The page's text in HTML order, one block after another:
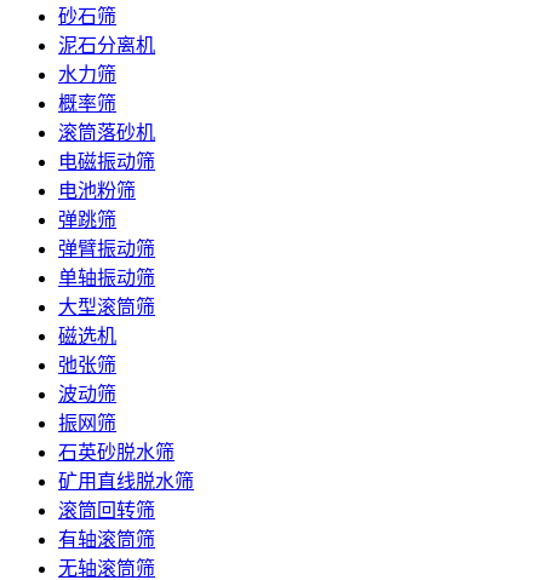
砂石筛
泥石分离机
水力筛
概率筛
滚筒落砂机
电磁振动筛
电池粉筛
弹跳筛
弹臂振动筛
单轴振动筛
大型滚筒筛
磁选机
弛张筛
波动筛
振网筛
石英砂脱水筛
矿用直线脱水筛
滚筒回转筛
有轴滚筒筛
无轴滚筒筛